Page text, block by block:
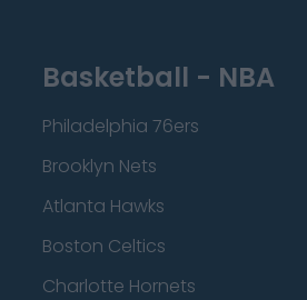
Basketball - NBA
Philadelphia 76ers
Brooklyn Nets
Atlanta Hawks
Boston Celtics
Charlotte Hornets